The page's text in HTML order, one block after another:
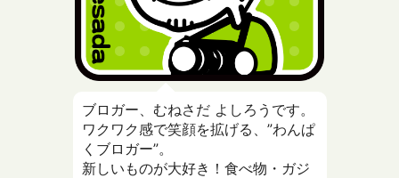
ブロガー、むねさだ よしろうです。
ワクワク感で笑顔を拡げる、”わんぱ
くブロガー”。
新しいものが大好き！食べ物・ガジ